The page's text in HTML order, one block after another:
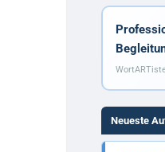
Neueste